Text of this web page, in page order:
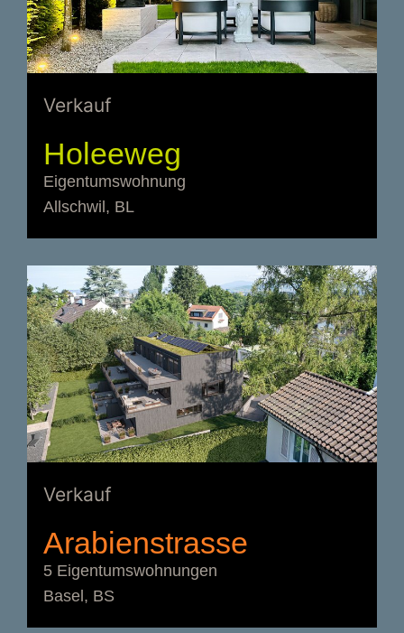
Verkauf
Holeeweg
Eigentumswohnung
Allschwil, BL
Verkauf
Arabienstrasse
5 Eigentumswohnungen
Basel, BS